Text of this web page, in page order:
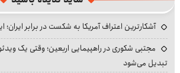
آشکارترین اعتراف آمریکا به شکست در برابر ایران؛
مجتبی شکوری در راهپیمایی اربعین؛ وقتی یک
تبدیل می‌شود